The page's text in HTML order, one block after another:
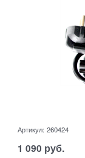
Артикул: 260424
1 090 руб.